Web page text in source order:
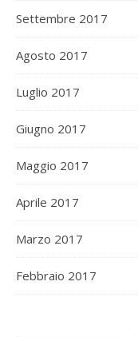
Settembre 2017
Agosto 2017
Luglio 2017
Giugno 2017
Maggio 2017
Aprile 2017
Marzo 2017
Febbraio 2017